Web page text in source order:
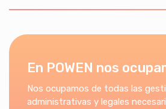
En POWEN nos
Nos ocupamos de todas las
administrativas y legales